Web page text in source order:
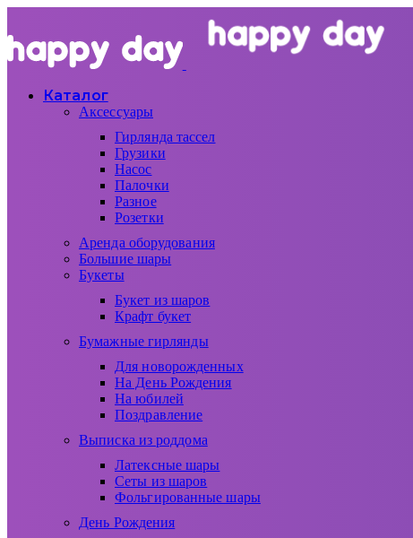
Каталог
Аксессуары
Гирлянда тассел
Грузики
Насос
Палочки
Разное
Розетки
Аренда оборудования
Большие шары
Букеты
Букет из шаров
Крафт букет
Бумажные гирлянды
Для новорожденных
На День Рождения
На юбилей
Поздравление
Выписка из роддома
Латексные шары
Сеты из шаров
Фольгированные шары
День Рождения